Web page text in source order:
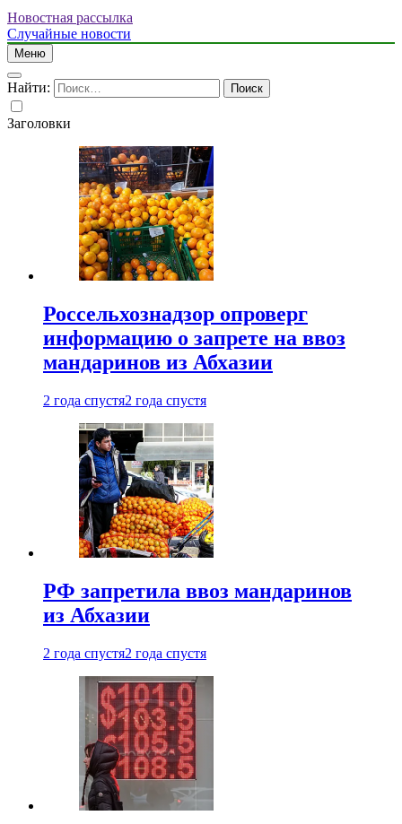
Новостная рассылка
Случайные новости
Меню
Найти:
Заголовки
Россельхознадзор опроверг
информацию о запрете на ввоз
мандаринов из Абхазии
2 года спустя2 года спустя
РФ запретила ввоз мандаринов
из Абхазии
2 года спустя2 года спустя